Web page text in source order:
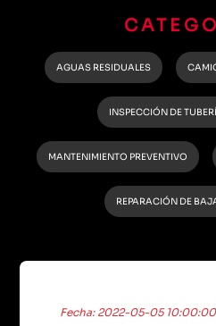
AGUAS RESIDUALES
INSPECCIÓN DE
MANTENIMIENTO PREVENTIVO
REPARACIÓN DE
Fecha: 2022-05-05 10:00:00